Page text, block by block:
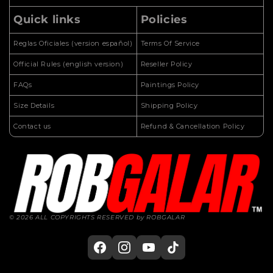
Quick links
Reglas Oficiales (version español)
Official Rules (english version)
FAQs
Size Details
Contact us
Policies
Terms Of Service
Reseller Policy
Paintings Policy
Shipping Policy
Refund & Cancellation Policy
© 2026 ALL COPYRIGHTS RESERVED by ROBGALAR